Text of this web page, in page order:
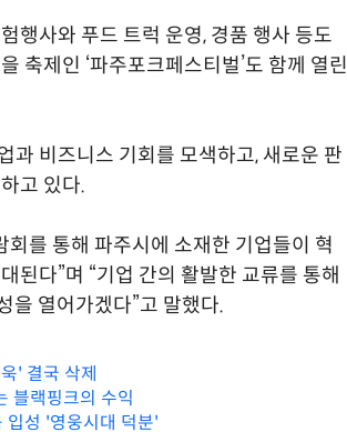
행사와 푸드 트럭 운영, 경품 행사 등도
축제인 ‘파주포크페스티벌’도 함께 열린
과 비즈니스 기회를 모색하고, 새로운 판
고 있다.
를 통해 파주시에 소재한 기업들이 혁
된다”며 “기업 간의 활발한 교류를 통해
을 열어가겠다”고 말했다.
' 결국 삭제
블랙핑크의 수익
성 '영웅시대 덕분'